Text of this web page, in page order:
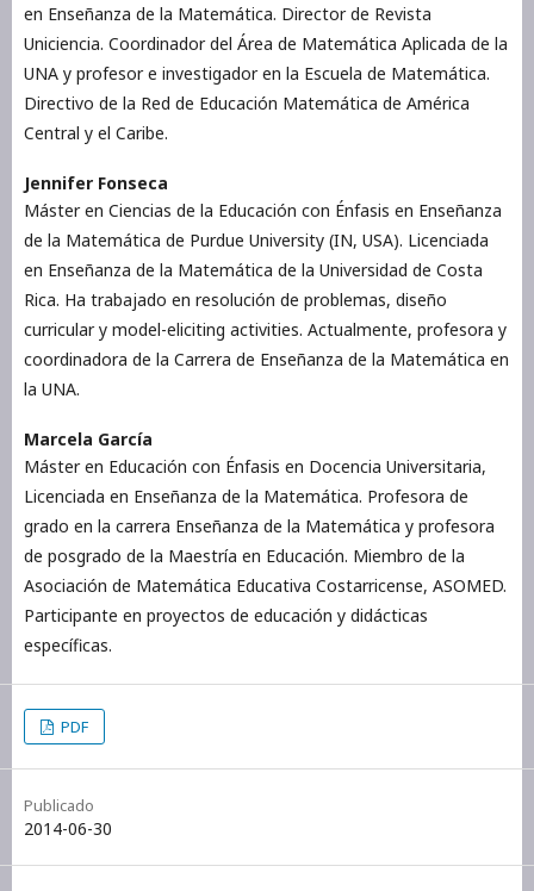
en Enseñanza de la Matemática. Director de Revista
Uniciencia. Coordinador del Área de Matemática Aplicada de la
UNA y profesor e investigador en la Escuela de Matemática.
Directivo de la Red de Educación Matemática de América
Central y el Caribe.
Jennifer Fonseca
Máster en Ciencias de la Educación con Énfasis en Enseñanza
de la Matemática de Purdue University (IN, USA). Licenciada
en Enseñanza de la Matemática de la Universidad de Costa
Rica. Ha trabajado en resolución de problemas, diseño
curricular y model-eliciting activities. Actualmente, profesora y
coordinadora de la Carrera de Enseñanza de la Matemática en
la UNA.
Marcela García
Máster en Educación con Énfasis en Docencia Universitaria,
Licenciada en Enseñanza de la Matemática. Profesora de
grado en la carrera Enseñanza de la Matemática y profesora
de posgrado de la Maestría en Educación. Miembro de la
Asociación de Matemática Educativa Costarricense, ASOMED.
Participante en proyectos de educación y didácticas
específicas.
PDF
Publicado
2014-06-30